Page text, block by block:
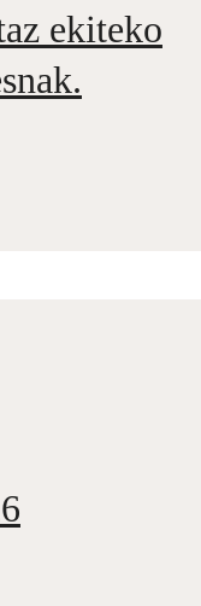
ekiteko